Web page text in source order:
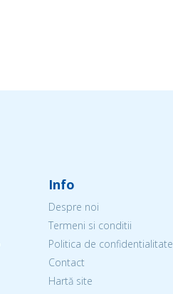
Info
Despre noi
Termeni si conditii
Politica de confidentialitate
Contact
Hartă site